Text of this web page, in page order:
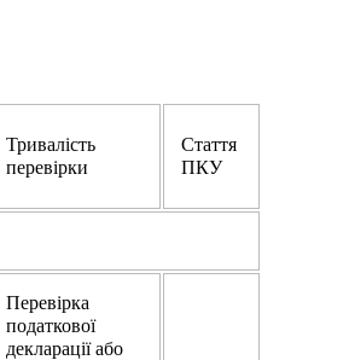
Тривалість
перевірки
Стаття
ПКУ
Перевірка
податкової
декларації або